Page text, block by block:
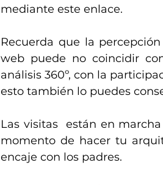
mediante este enlace.
Recuerda que la
web puede no coincidir
análisis 360º, con la
esto también lo puedes
Las visitas  están en
momento de hacer tu
encaje con los padres.